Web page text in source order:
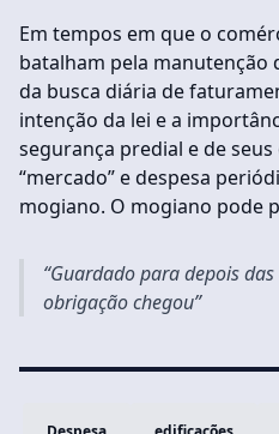
Em tempos em que o
batalham pela
da busca diária de
intenção da lei e a
segurança predial e de
“mercado” e despesa
mogiano. O mogiano pode
“Guardado para depois
obrigação chegou”